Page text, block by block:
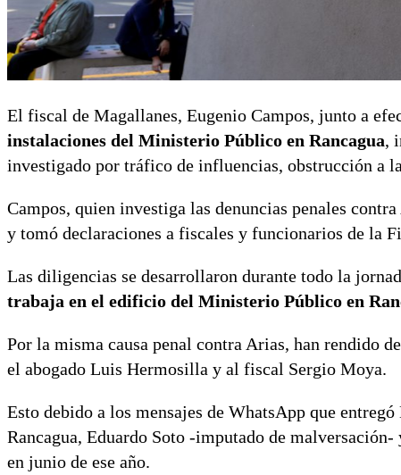
El fiscal de Magallanes, Eugenio Campos, junto a
instalaciones del Ministerio Público en Rancagua,
investigado por tráfico de influencias, obstrucción a
Campos, quien investiga las denuncias penales
y tomó declaraciones a fiscales y funcionarios de la
Las diligencias se desarrollaron durante todo la
trabaja en el edificio del Ministerio Público en
Por la misma causa penal contra Arias, han rendido
el abogado Luis Hermosilla y al fiscal Sergio Moya.
Esto debido a los mensajes de WhatsApp que
Rancagua, Eduardo Soto -imputado de
en junio de ese año.